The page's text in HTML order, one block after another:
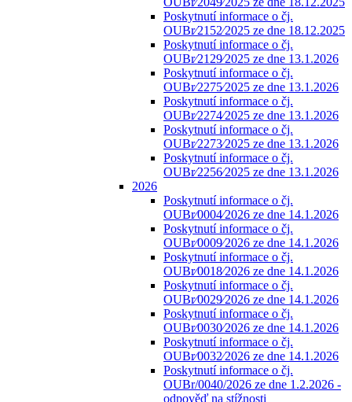
Poskytnutí informace o čj.
OUBr⁄2152⁄2025 ze dne 18.12.2025
Poskytnutí informace o čj.
OUBr⁄2129⁄2025 ze dne 13.1.2026
Poskytnutí informace o čj.
OUBr⁄2275⁄2025 ze dne 13.1.2026
Poskytnutí informace o čj.
OUBr⁄2274⁄2025 ze dne 13.1.2026
Poskytnutí informace o čj.
OUBr⁄2273⁄2025 ze dne 13.1.2026
Poskytnutí informace o čj.
OUBr⁄2256⁄2025 ze dne 13.1.2026
2026
Poskytnutí informace o čj.
OUBr⁄0004⁄2026 ze dne 14.1.2026
Poskytnutí informace o čj.
OUBr⁄0009⁄2026 ze dne 14.1.2026
Poskytnutí informace o čj.
OUBr⁄0018⁄2026 ze dne 14.1.2026
Poskytnutí informace o čj.
OUBr⁄0029⁄2026 ze dne 14.1.2026
Poskytnutí informace o čj.
OUBr⁄0030⁄2026 ze dne 14.1.2026
Poskytnutí informace o čj.
OUBr⁄0032⁄2026 ze dne 14.1.2026
Poskytnutí informace o čj.
OUBr/0040/2026 ze dne 1.2.2026 -
odpověď na stížnosti